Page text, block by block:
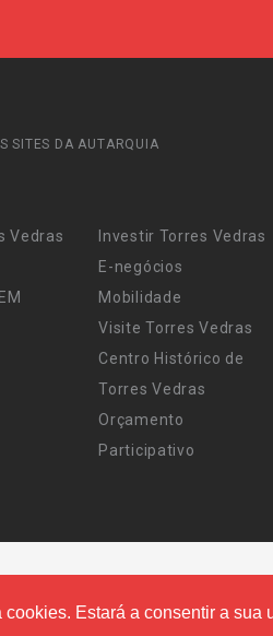
Estará a consentir a sua
SITES DA AUTARQUIA
Vedras
Investir Torres Vedras
E-negócios
Mobilidade
Visite Torres Vedras
Centro Histórico de
Torres Vedras
Orçamento
Participativo